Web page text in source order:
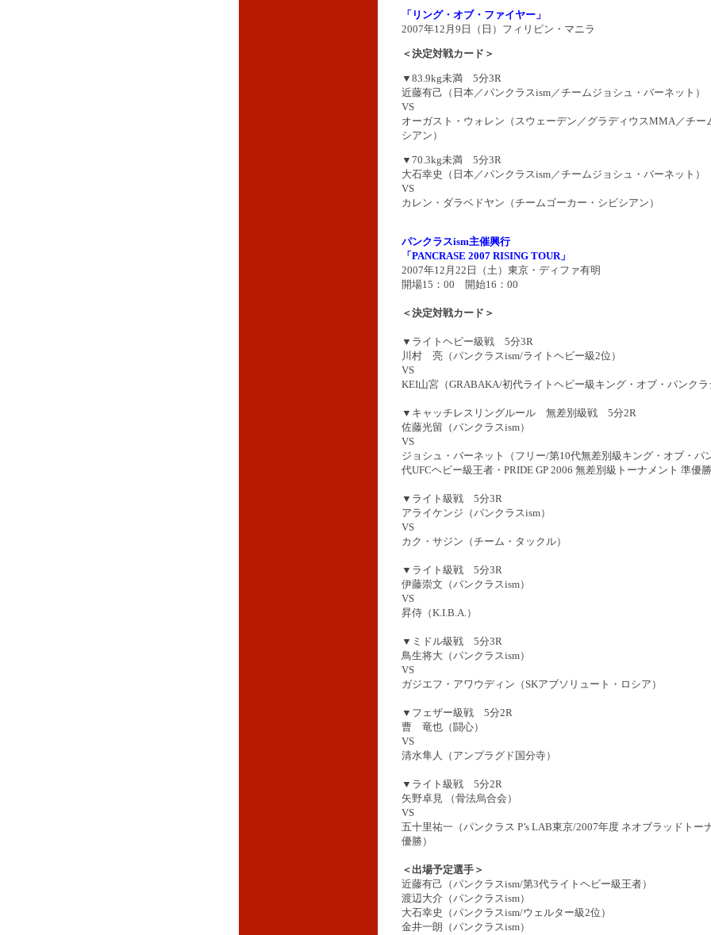
「リング・オブ・ファイヤー」
2007年12月9日（日）フィリピン・マニラ
＜決定対戦カード＞
▼83.9kg未満 5分3R
近藤有己（日本／パンクラスism／チームジョシュ・バーネット）
VS
オーガスト・ウォレン（スウェーデン／グラディウスMMA／チー
シアン）
▼70.3kg未満 5分3R
大石幸史（日本／パンクラスism／チームジョシュ・バーネット）
VS
カレン・ダラベドヤン（チームゴーカー・シビシアン）
パンクラスism主催興行
「PANCRASE 2007 RISING TOUR」
2007年12月22日（土）東京・ディファ有明
開場15：00 開始16：00
＜決定対戦カード＞
▼ライトヘビー級戦 5分3R
川村 亮（パンクラスism/ライトヘビー級2位）
VS
KEI山宮（GRABAKA/初代ライトヘビー級キング・オブ・パンクラ
▼キャッチレスリングルール 無差別級戦 5分2R
佐藤光留（パンクラスism）
VS
ジョシュ・バーネット（フリー/第10代無差別級キング・オブ・パ
代UFCヘビー級王者・PRIDE GP 2006 無差別級トーナメント 準優勝
▼ライト級戦 5分3R
アライケンジ（パンクラスism）
VS
カク・サジン（チーム・タックル）
▼ライト級戦 5分3R
伊藤崇文（パンクラスism）
VS
昇侍（K.I.B.A.）
▼ミドル級戦 5分3R
鳥生将大（パンクラスism）
VS
ガジエフ・アワウディン（SKアブソリュート・ロシア）
▼フェザー級戦 5分2R
曹 竜也（闘心）
VS
清水隼人（アンプラグド国分寺）
▼ライト級戦 5分2R
矢野卓見 （骨法烏合会）
VS
五十里祐一（パンクラス P’s LAB東京/2007年度 ネオブラッドトー
優勝）
＜出場予定選手＞
近藤有己（パンクラスism/第3代ライトヘビー級王者）
渡辺大介（パンクラスism）
大石幸史（パンクラスism/ウェルター級2位）
金井一朗（パンクラスism）